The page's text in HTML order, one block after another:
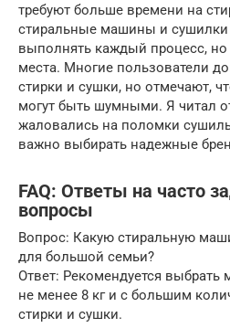
требуют больше времени на
стиральные машины и
выполнять каждый процесс,
места. Многие пользователи
стирки и сушки, но отмечают,
могут быть шумными. Я читал
жаловались на поломки
важно выбирать надежные
FAQ: Ответы на часто
вопросы
Вопрос: Какую стиральную
для большой семьи?
Ответ: Рекомендуется
не менее 8 кг и с большим
стирки и сушки.